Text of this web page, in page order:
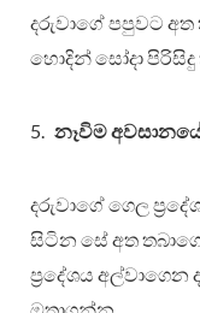
දරුවාගේ පපුවට අත
හොදින් සෝදා
නෑවිම
දරුවාගේ ගෙල
සිටින සේ අත
ප්‍රදේශය අල්වාගෙන